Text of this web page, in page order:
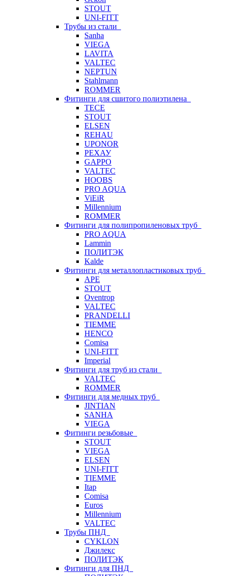
STOUT
UNI-FITT
Трубы из стали
Sanha
VIEGA
LAVITA
VALTEC
NEPTUN
Stahlmann
ROMMER
Фитинги для сшитого полиэтилена
TECE
STOUT
ELSEN
REHAU
UPONOR
РЕХАУ
GAPPO
VALTEC
HOOBS
PRO AQUA
ViEiR
Millennium
ROMMER
Фитинги для полипропиленовых труб
PRO AQUA
Lammin
ПОЛИТЭК
Kalde
Фитинги для металлопластиковых труб
APE
STOUT
Oventrop
VALTEC
PRANDELLI
TIEMME
HENCO
Comisa
UNI-FITT
Imperial
Фитинги для труб из стали
VALTEC
ROMMER
Фитинги для медных труб
JINTIAN
SANHA
VIEGA
Фитинги резьбовые
STOUT
VIEGA
ELSEN
UNI-FITT
TIEMME
Itap
Comisa
Euros
Millennium
VALTEC
Трубы ПНД
CYKLON
Джилекс
ПОЛИТЭК
Фитинги для ПНД